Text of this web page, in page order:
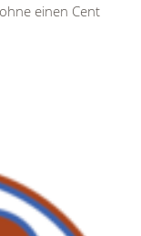
einen Cent